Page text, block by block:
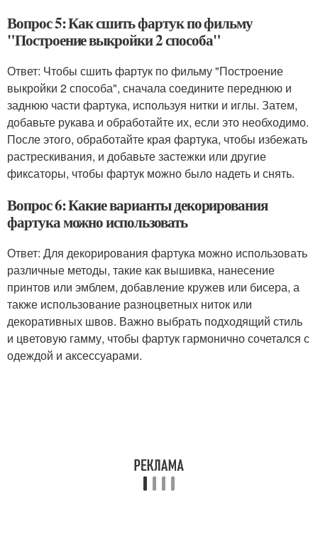
Вопрос 5: Как сшить фартук по фильму
"Построение выкройки 2 способа"
Ответ: Чтобы сшить фартук по фильму "Построение
выкройки 2 способа", сначала соедините переднюю и
заднюю части фартука, используя нитки и иглы. Затем,
добавьте рукава и обработайте их, если это необходимо.
После этого, обработайте края фартука, чтобы избежать
растрескивания, и добавьте застежки или другие
фиксаторы, чтобы фартук можно было надеть и снять.
Вопрос 6: Какие варианты декорирования
фартука можно использовать
Ответ: Для декорирования фартука можно использовать
различные методы, такие как вышивка, нанесение
принтов или эмблем, добавление кружев или бисера, а
также использование разноцветных ниток или
декоративных швов. Важно выбрать подходящий стиль
и цветовую гамму, чтобы фартук гармонично сочетался с
одеждой и аксессуарами.